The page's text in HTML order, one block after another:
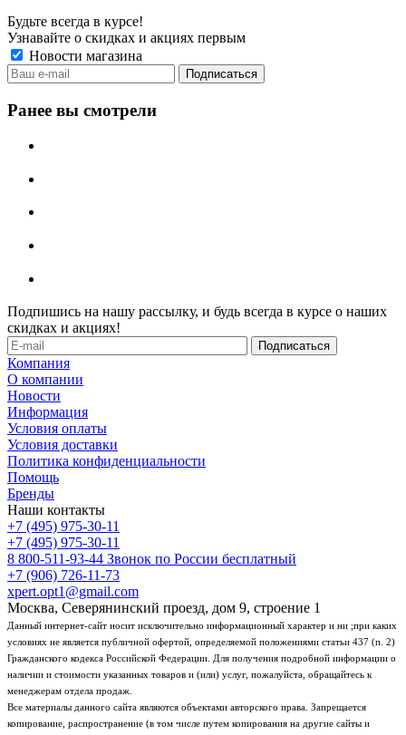
Будьте всегда в курсе!
Узнавайте о скидках и акциях первым
Новости магазина
Ранее вы смотрели
Подпишись на нашу рассылку, и будь всегда в курсе о наших
скидках и акциях!
Компания
О компании
Новости
Информация
Условия оплаты
Условия доставки
Политика конфиденциальности
Помощь
Бренды
Наши контакты
+7 (495) 975-30-11
+7 (495) 975-30-11
8 800-511-93-44 Звонок по России бесплатный
+7 (906) 726-11-73
xpert.opt1@gmail.com
Москва, Северянинский проезд, дом 9, строение 1
Данный интернет-сайт носит исключительно информационный характер и ни ;при каких
условиях не является публичной офертой, определяемой положениями статьи 437 (п. 2)
Гражданского кодекса Российской Федерации. Для получения подробной информации о
наличии и стоимости указанных товаров и (или) услуг, пожалуйста, обращайтесь к
менеджерам отдела продаж.
Все материалы данного сайта являются объектами авторского права. Запрещается
копирование, распространение (в том числе путем копирования на другие сайты и